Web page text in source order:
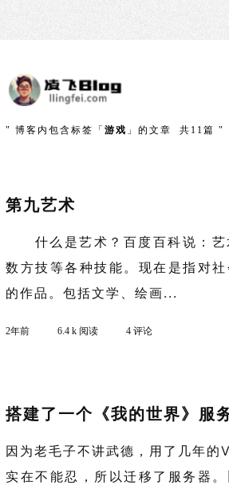
" 博客内包含标签「 游戏 」的文章 共11篇 "
第九艺术
什么是艺术？百度百科说：艺
数方技等各种技能。现在是指对
的作品。包括文学、绘画...
2年前 6.4 k 阅读 4 评论
搭建了一个《我的世界》服
因为老毛子不讲武德，用了几年
实在不能忍，所以迁移了服务器